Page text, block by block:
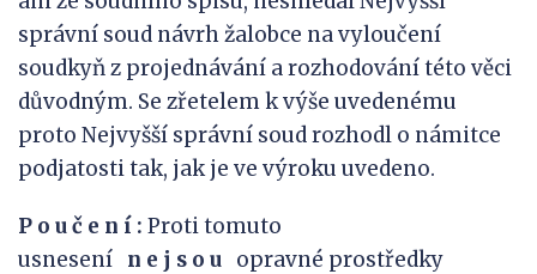
správní soud návrh žalobce na vyloučení
soudkyň z projednávání a rozhodování této věci
důvodným. Se zřetelem k výše uvedenému
proto Nejvyšší správní soud rozhodl o námitce
podjatosti tak, jak je ve výroku uvedeno.
P o uč e n í : Proti tomuto
usnesení n e j s o u opravné prostředky